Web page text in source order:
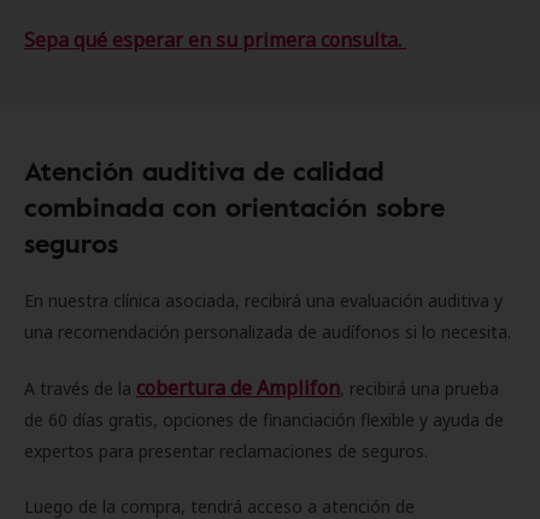
Sepa qué esperar en su primera consulta.
Atención auditiva de calidad
combinada con orientación sobre
seguros
En nuestra clínica asociada, recibirá una evaluación auditiva y
una recomendación personalizada de audífonos si lo necesita.
A través de la cobertura de Amplifon, recibirá una prueba
de 60 días gratis, opciones de financiación flexible y ayuda de
expertos para presentar reclamaciones de seguros.
Luego de la compra, tendrá acceso a atención de